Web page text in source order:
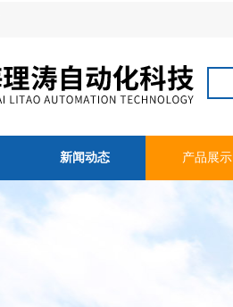
新闻动态 产品展示